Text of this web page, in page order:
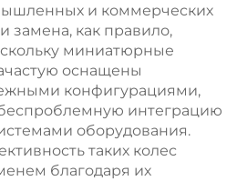
и коммерческих
замена, как правило,
миниатюрные
оснащены
конфигурациями,
интеграцию
оборудования.
таких колес
благодаря их